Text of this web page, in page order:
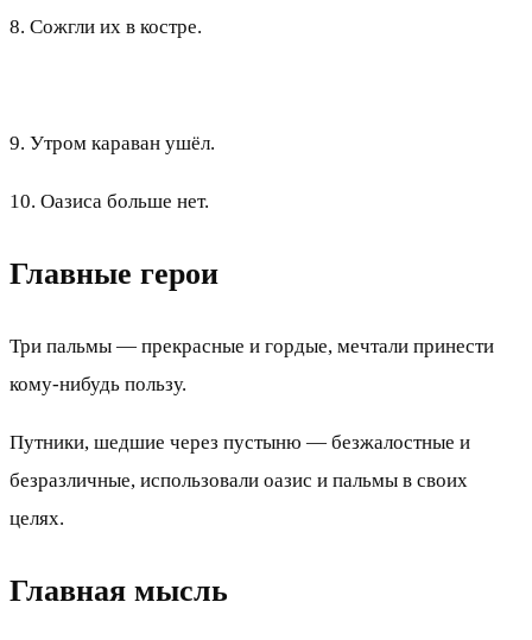
8. Сожгли их в костре.
9. Утром караван ушёл.
10. Оазиса больше нет.
Главные герои
Три пальмы — прекрасные и гордые, мечтали принести
кому-нибудь пользу.
Путники, шедшие через пустыню — безжалостные и
безразличные, использовали оазис и пальмы в своих
целях.
Главная мысль